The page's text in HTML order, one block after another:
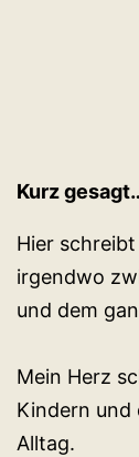
Kurz
Hier
irgendwo
und dem
Mein Herz
Kindern und
Alltag.